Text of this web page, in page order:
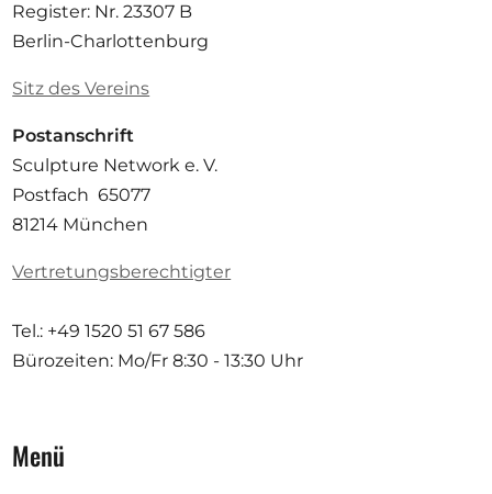
Register: Nr. 23307 B
Berlin-Charlottenburg
Sitz des Vereins
Postanschrift
Sculpture Network e. V.
Postfach 65077
81214 München
Vertretungsberechtigter
Tel.: +49 1520 51 67 586
Bürozeiten: Mo/Fr 8:30 - 13:30 Uhr
Menü